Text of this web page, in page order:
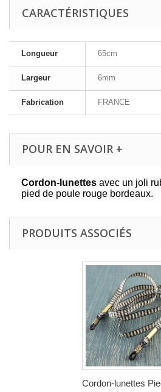
CARACTÉRISTIQUES
Longueur 65cm
Largeur 6mm
Fabrication FRANCE
POUR EN SAVOIR +
Cordon-lunettes avec un joli
pied de poule rouge bordeaux.
PRODUITS ASSOCIÉS
Cordon-lunettes